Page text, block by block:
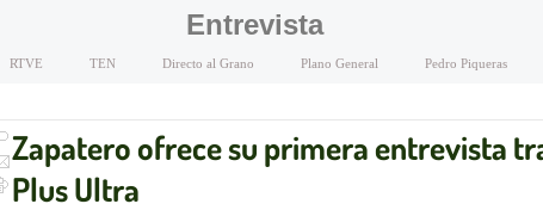
Entrevista
RTVE TEN Directo al Grano Plano General Pedro Piqueras
Zapatero ofrece su primera entrevista
Plus Ultra